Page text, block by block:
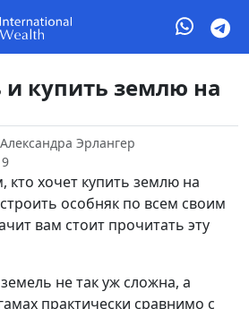
и купить землю на
Александра Эрлангер
кто хочет купить землю на
особняк по всем своим
вам стоит прочитать эту
не так уж сложна, а
практически сравнимо с